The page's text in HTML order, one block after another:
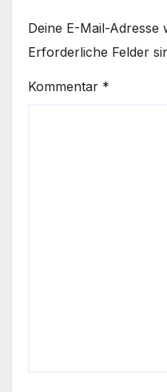
Deine E-Mail-
Erforderliche Felder
Kommentar *